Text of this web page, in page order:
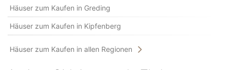
Häuser zum Kaufen in Greding
Häuser zum Kaufen in Kipfenberg
Häuser zum Kaufen in allen Regionen